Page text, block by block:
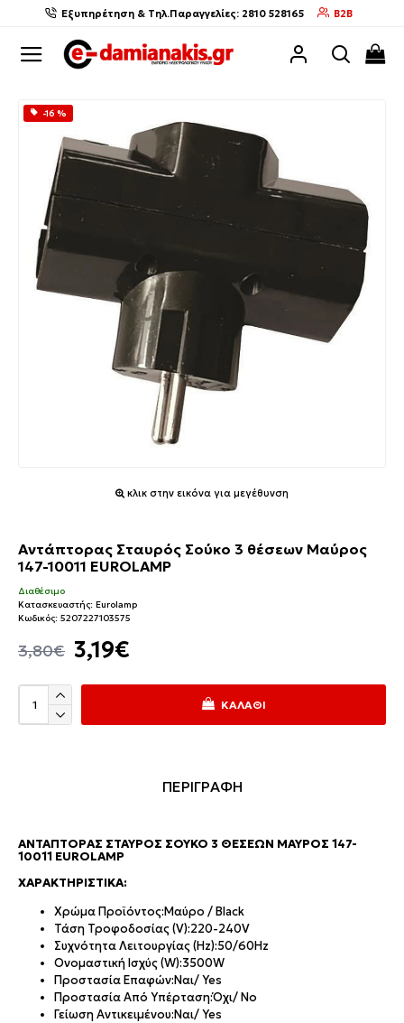
Εξυπηρέτηση & Τηλ.Παραγγελίες: 2810 528165 B2B
-16 %
κλικ στην εικόνα για μεγέθυνση
Αντάπτορας Σταυρός Σούκο 3 θέσεων Μαύρος
147-10011 EUROLAMP
3,19€
3,80€
Διαθέσιμο
Κατασκευαστής: Eurolamp
Κωδικός: 5207227103575
ΚΑΛΆΘΙ
ΠΕΡΙΓΡΑΦΗ
ΑΝΤΆΠΤΟΡΑΣ ΣΤΑΥΡΌΣ ΣΟΎΚΟ 3 ΘΈΣΕΩΝ ΜΑΎΡΟΣ 147-
10011 EUROLAMP
ΧΑΡΑΚΤΗΡΙΣΤΙΚΆ:
Χρώμα Προϊόντος:Μαύρο / Black
Τάση Τροφοδοσίας (V):220-240V
Συχνότητα Λειτουργίας (Hz):50/60Hz
Ονομαστική Ισχύς (W):3500W
Προστασία Επαφών:Ναι/ Yes
Προστασία Από Υπέρταση:Όχι/ No
Γείωση Αντικειμένου:Ναι/ Yes